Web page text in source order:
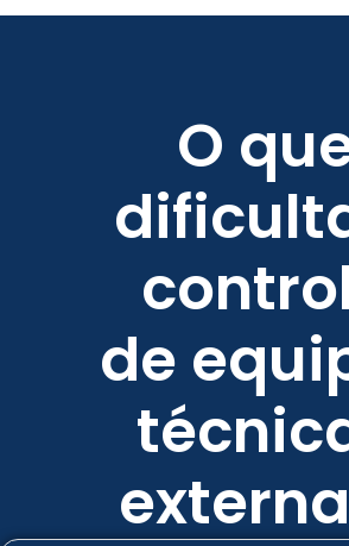
O
de